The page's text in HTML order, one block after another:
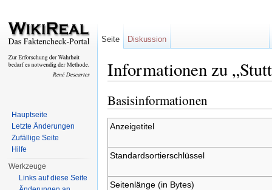
Informationen zu
Basisinformationen
Anzeigetitel
Standardsortierschlüssel
Seitenlänge (in Bytes)
Seite Diskussion
Hauptseite
Letzte Änderungen
Zufällige Seite
Hilfe
Werkzeuge
Links auf diese Seite